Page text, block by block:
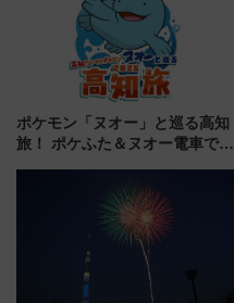
ポケモン「ヌオー」と巡る高知
旅！ ポケふた＆ヌオー電車で楽
路の絶景と絶品グルメを満喫！
（7月18日スタート）